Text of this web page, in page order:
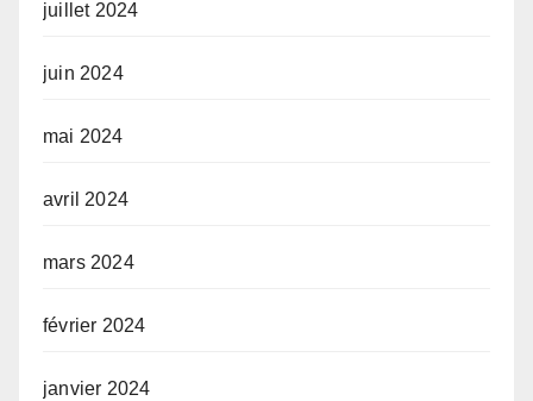
juillet 2024
juin 2024
mai 2024
avril 2024
mars 2024
février 2024
janvier 2024